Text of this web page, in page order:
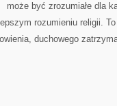
może być zrozumiałe dla
rozumieniu religii. To
duchowego